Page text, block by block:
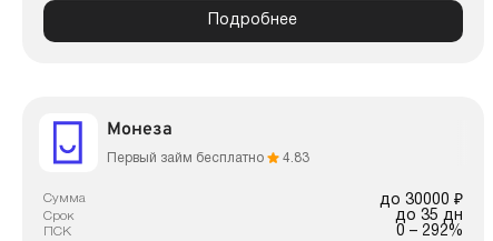
Подробнее
Монеза
Первый займ бесплатно 4.83
Сумма до 30000 ₽
Срок до 35 дн
ПСК 0 – 292%